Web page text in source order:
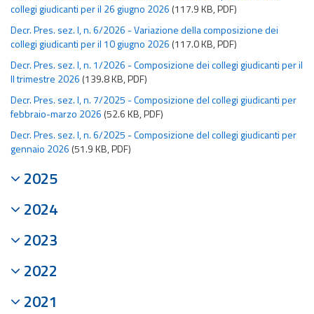
collegi giudicanti per il 26 giugno 2026 (117.9 KB, PDF)
Decr. Pres. sez. I, n. 6/2026 - Variazione della composizione dei
collegi giudicanti per il 10 giugno 2026 (117.0 KB, PDF)
Decr. Pres. sez. I, n. 1/2026 - Composizione dei collegi giudicanti per il
II trimestre 2026 (139.8 KB, PDF)
Decr. Pres. sez. I, n. 7/2025 - Composizione del collegi giudicanti per
febbraio-marzo 2026 (52.6 KB, PDF)
Decr. Pres. sez. I, n. 6/2025 - Composizione del collegi giudicanti per
gennaio 2026 (51.9 KB, PDF)
2025
2024
2023
2022
2021